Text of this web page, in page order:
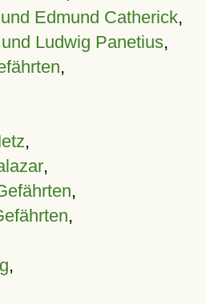
Edmund Catherick,
Ludwig Panetius,
,
,
,
,
,
,